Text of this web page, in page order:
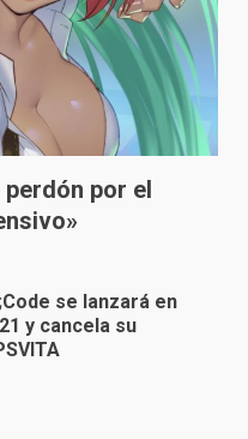
por el
se lanzará en
y cancela su